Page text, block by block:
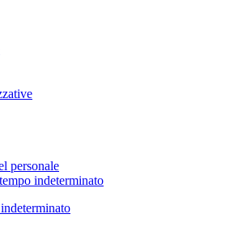
personale
indeterminato